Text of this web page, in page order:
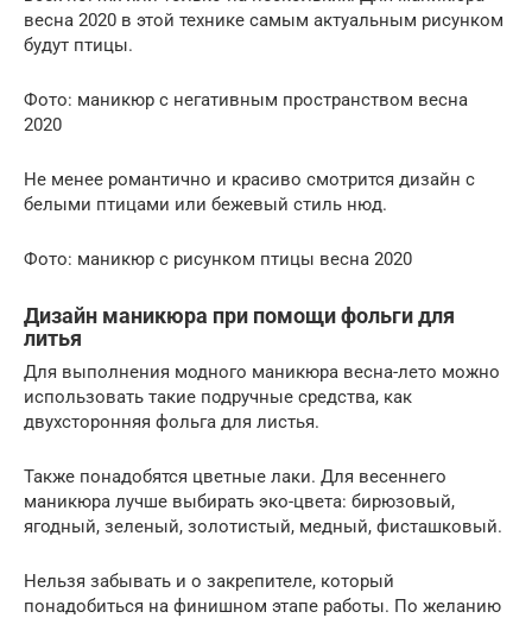
весна 2020 в этой технике самым актуальным рисунком
будут птицы.
Фото: маникюр с негативным пространством весна
2020
Не менее романтично и красиво смотрится дизайн с
белыми птицами или бежевый стиль нюд.
Фото: маникюр с рисунком птицы весна 2020
Дизайн маникюра при помощи фольги для
литья
Для выполнения модного маникюра весна-лето можно
использовать такие подручные средства, как
двухсторонняя фольга для листья.
Также понадобятся цветные лаки. Для весеннего
маникюра лучше выбирать эко-цвета: бирюзовый,
ягодный, зеленый, золотистый, медный, фисташковый.
Нельзя забывать и о закрепителе, который
понадобиться на финишном этапе работы. По желанию